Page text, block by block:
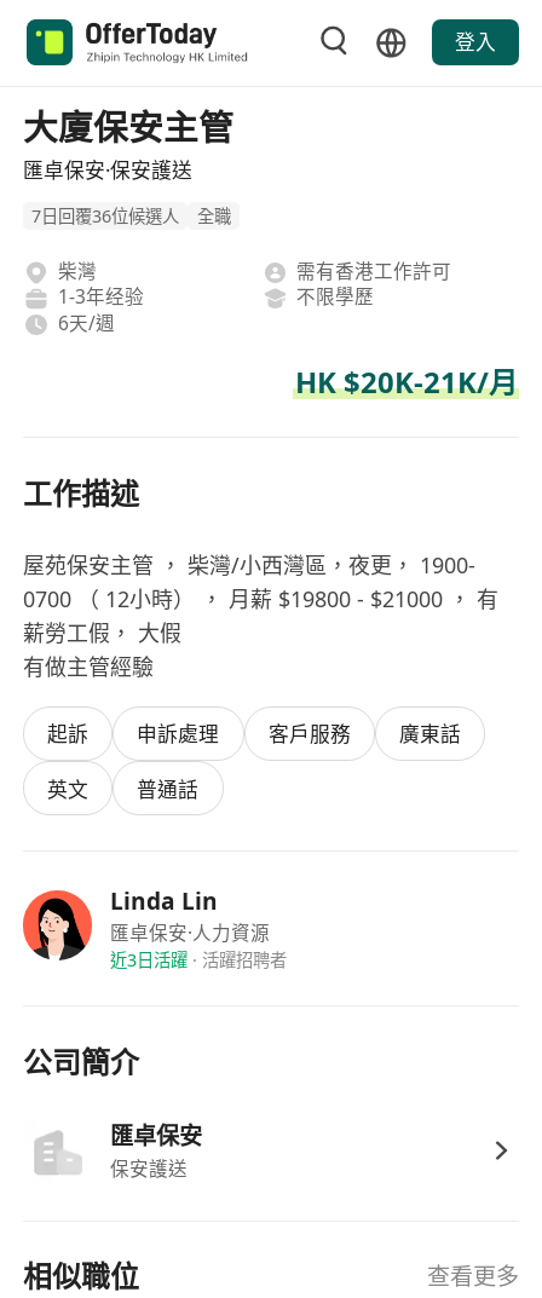
登入
大廈保安主管
匯卓保安·保安護送
7日回覆36位候選人 全職
柴灣
需有香港工作許可
1-3年经验
不限學歷
6天/週
HK $20K-21K/月
工作描述
屋苑保安主管 ， 柴灣/小西灣區，夜更， 1900-
0700 （ 12小時） ， 月薪 $19800 - $21000 ， 有
薪勞工假， 大假
有做主管經驗
起訴 申訴處理 客戶服務
廣東話
英文
普通話
Linda Lin
匯卓保安·人力資源
近3日活躍· 活躍招聘者
公司簡介
匯卓保安
保安護送
相似職位 查看更多